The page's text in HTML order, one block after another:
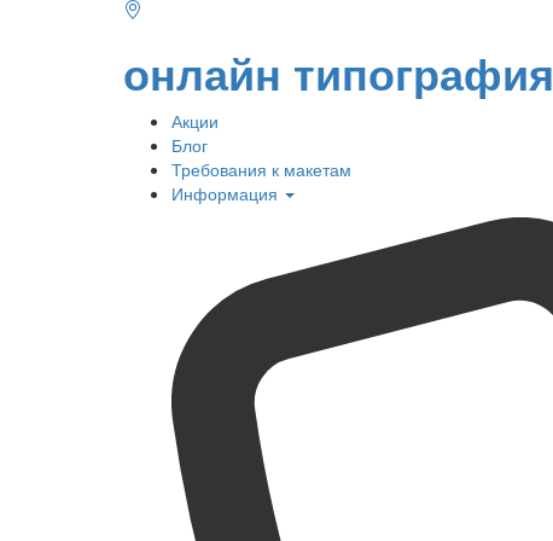
онлайн типография
Акции
Блог
Требования к макетам
Информация